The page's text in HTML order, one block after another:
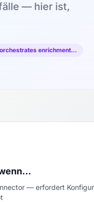
— hier ist,
enrichment…
— erfordert